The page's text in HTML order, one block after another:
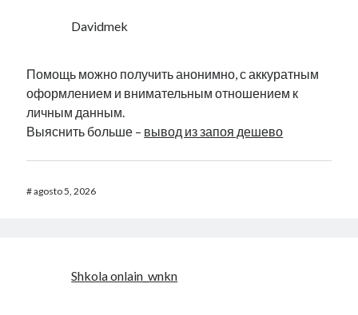
Davidmek
Помощь можно получить анонимно, с аккуратным
оформлением и внимательным отношением к
личным данным.
Выяснить больше – вывод из запоя дешево
#agosto 5, 2026
Shkola onlain_wnkn